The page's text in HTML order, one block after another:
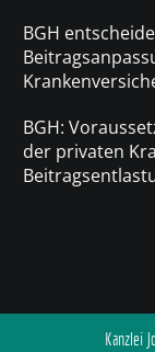
BGH
BGH:
der privaten
Kanzlei